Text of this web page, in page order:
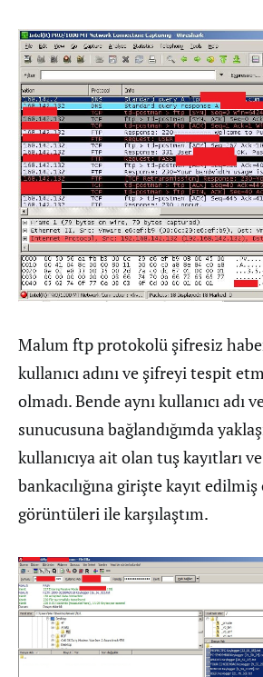
Malum ftp protokolü şifresiz
kullanıcı adını ve şifreyi tespit
olmadı. Bende aynı kullanıcı adı
sunucusuna bağlandığımda
kullanıcıya ait olan tuş kayıtları
bankacılığına girişte kayıt
görüntüleri ile karşılaştım.